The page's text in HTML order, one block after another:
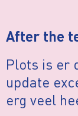
After the
Plots is er
update
erg veel